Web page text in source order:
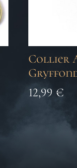
Collier
12,99 €